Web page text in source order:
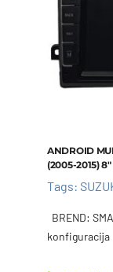
ANDROID
(2005-2015)
Tags:
BREND:
konfiguracija